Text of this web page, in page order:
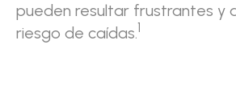
pueden resultar frustrantes y
riesgo de caídas.1